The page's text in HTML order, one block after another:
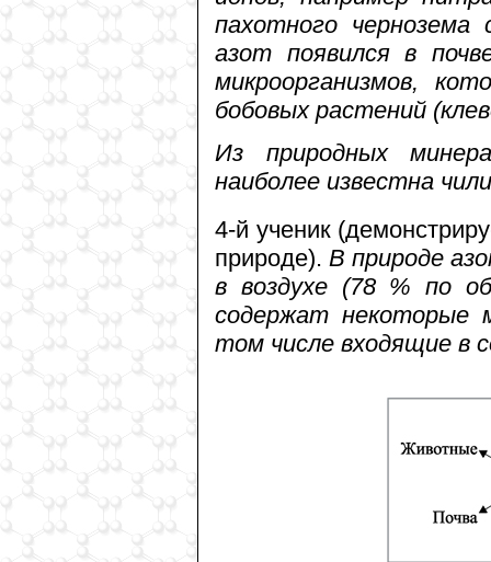
пахотного
азот появился в
микроорганизмов,
бобовых растений
Из природных
наиболее известна
4-й ученик
природе). В природе
в воздухе (78 % по
содержат некоторые
том числе входящие в